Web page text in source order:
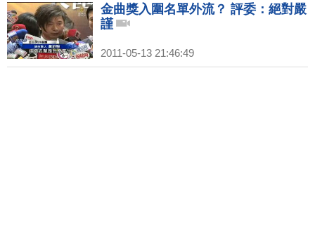
金曲獎入圍名單外流？ 評委：絕對嚴
謹
2011-05-13 21:46:49